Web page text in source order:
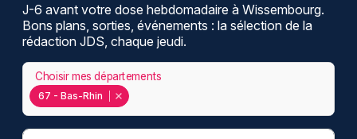
J-6 avant votre dose hebdomadaire à Wissembourg.
Bons plans, sorties, événements : la sélection de la
rédaction JDS, chaque jeudi.
67 - Bas-Rhin
Choisir mes départements